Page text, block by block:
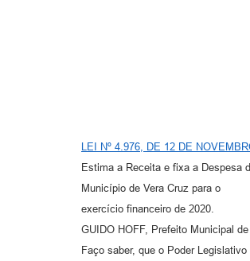
LEI Nº 4.976, DE 12 DE
Estima a Receita e fixa a Despesa
Município de Vera Cruz para o
exercício financeiro de 2020.
GUIDO HOFF, Prefeito Municipal
Faço saber, que o Poder